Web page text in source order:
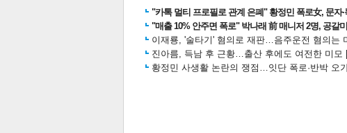
"카톡 멀티 프로필로 관계 은폐" 황정민 폭로女, 문자
"매출 10% 안주면 폭로" 박나래 前 매니저 2명, 공갈
이재룡, '술타기' 혐의로 재판…음주운전 혐의는
진아름, 득남 후 근황…출산 후에도 여전한 미모
황정민 사생활 논란의 쟁점…잇단 폭로·반박 오